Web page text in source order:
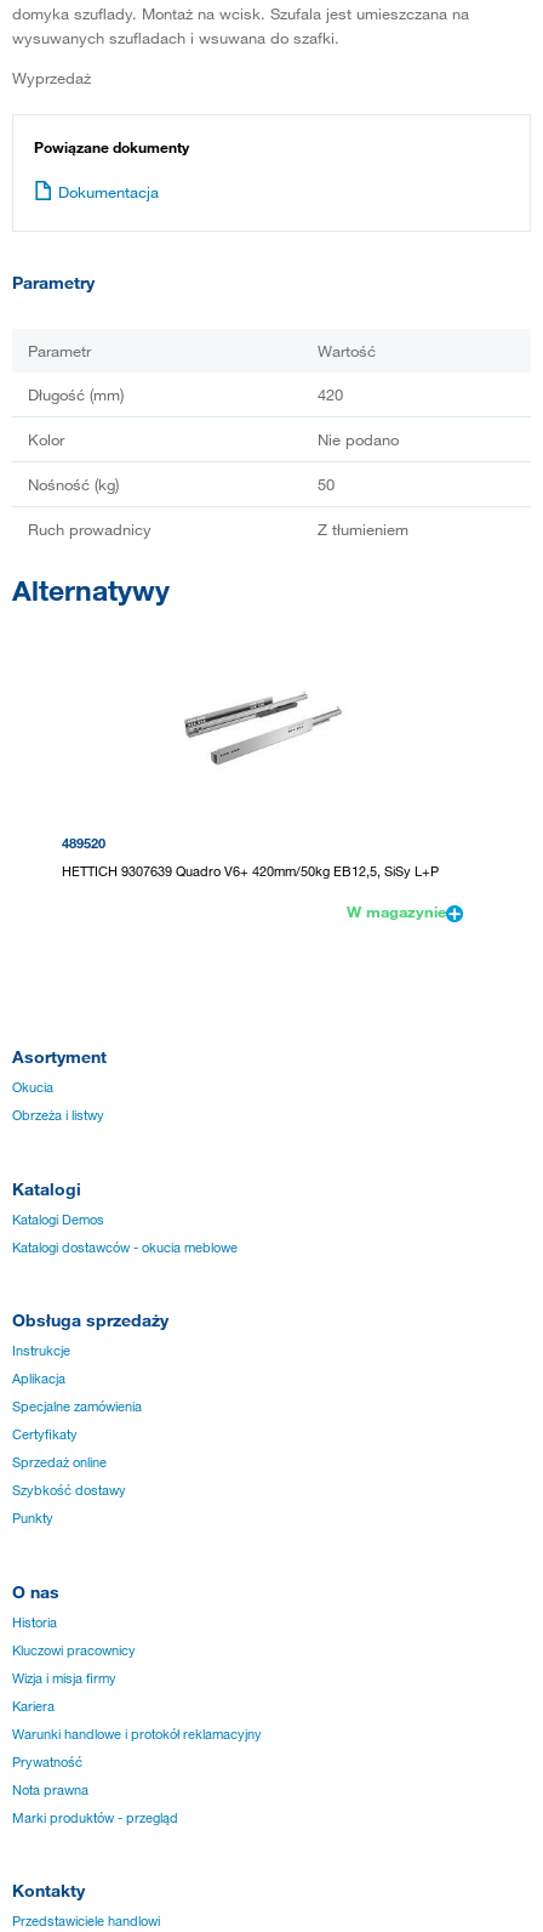
domyka szuflady. Montaż na wcisk. Szufala jest umieszczana na
wysuwanych szufladach i wsuwana do szafki.
Wyprzedaż
Powiązane dokumenty
Dokumentacja
Parametry
Parametr Wartość
Długość (mm) 420
Kolor Nie podano
Nośność (kg) 50
Ruch prowadnicy Z tłumieniem
Alternatywy
489520
HETTICH 9307639 Quadro V6+ 420mm/50kg EB12,5, SiSy L+P
W magazynie
Asortyment
Okucia
Obrzeża i listwy
Katalogi
Katalogi Demos
Katalogi dostawców - okucia meblowe
Obsługa sprzedaży
Instrukcje
Aplikacja
Specjalne zamówienia
Certyfikaty
Sprzedaż online
Szybkość dostawy
Punkty
O nas
Historia
Kluczowi pracownicy
Wizja i misja firmy
Kariera
Warunki handlowe i protokół reklamacyjny
Prywatność
Nota prawna
Marki produktów - przegląd
Kontakty
Przedstawiciele handlowi